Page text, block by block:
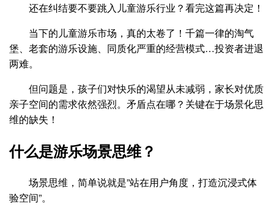
还在纠结要不要跳入儿童游乐行业？看完这篇再决定！
当下的儿童游乐市场，真的太卷了！千篇一律的淘气
堡、老套的游乐设施、同质化严重的经营模式…投资者进退
两难。
但问题是，孩子们对快乐的渴望从未减弱，家长对优质
亲子空间的需求依然强烈。矛盾点在哪？关键在于场景化思
维的缺失！
什么是游乐场景思维？
场景思维，简单说就是”站在用户角度，打造沉浸式体
验空间”。